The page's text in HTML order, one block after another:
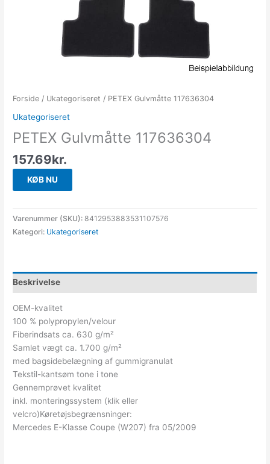
Forside / Ukategoriseret / PETEX Gulvmåtte 117636304
Ukategoriseret
PETEX Gulvmåtte 117636304
157.69kr.
KØB NU
Varenummer (SKU):8412953883531107576
Kategori: Ukategoriseret
Beskrivelse
OEM-kvalitet
100 % polypropylen/velour
Fiberindsats ca. 630 g/m²
Samlet vægt ca. 1.700 g/m²
med bagsidebelægning af gummigranulat
Tekstil-kantsøm tone i tone
Gennemprøvet kvalitet
inkl. monteringssystem (klik eller
velcro)Køretøjsbegrænsninger:
Mercedes E-Klasse Coupe (W207) fra 05/2009